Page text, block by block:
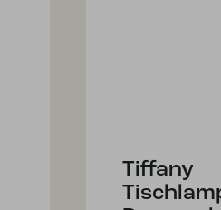
Tiffany